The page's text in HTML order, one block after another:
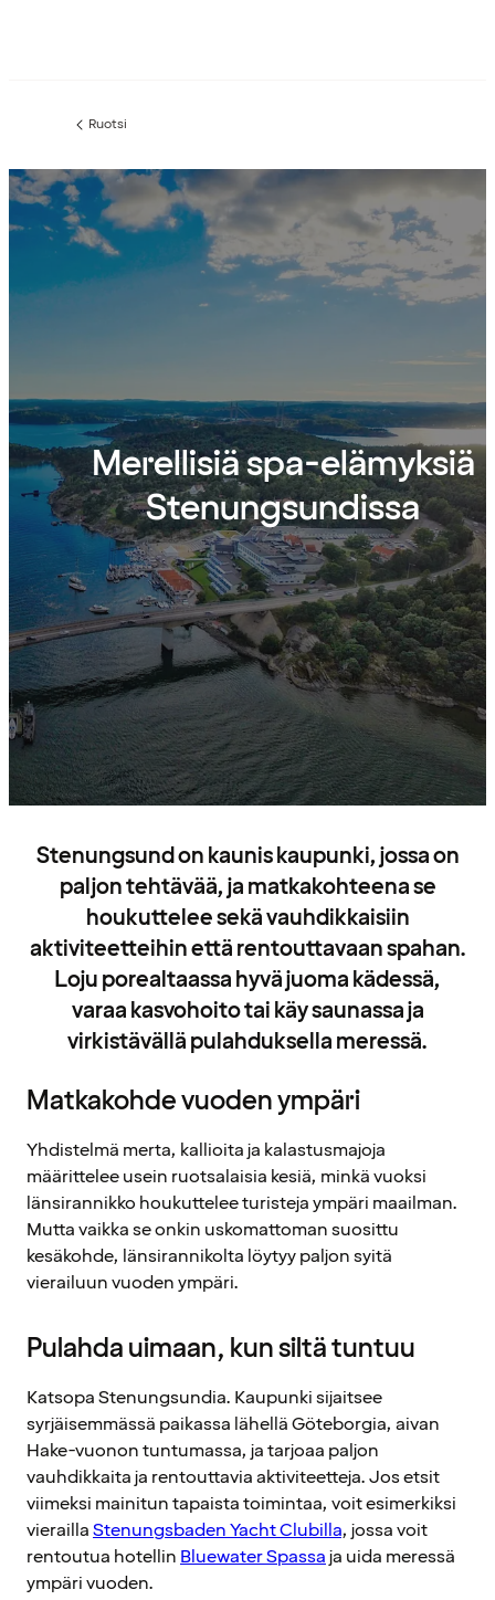
Edellinen
Ruotsi
Merellisiä spa-elämyksiä
Stenungsundissa
Stenungsund on kaunis kaupunki, jossa on
paljon tehtävää, ja matkakohteena se
houkuttelee sekä vauhdikkaisiin
aktiviteetteihin että rentouttavaan spahan.
Loju porealtaassa hyvä juoma kädessä,
varaa kasvohoito tai käy saunassa ja
virkistävällä pulahduksella meressä.
Matkakohde vuoden ympäri
Yhdistelmä merta, kallioita ja kalastusmajoja
määrittelee usein ruotsalaisia kesiä, minkä vuoksi
länsirannikko houkuttelee turisteja ympäri maailman.
Mutta vaikka se onkin uskomattoman suosittu
kesäkohde, länsirannikolta löytyy paljon syitä
vierailuun vuoden ympäri.
Pulahda uimaan, kun siltä tuntuu
Katsopa Stenungsundia. Kaupunki sijaitsee
syrjäisemmässä paikassa lähellä Göteborgia, aivan
Hake-vuonon tuntumassa, ja tarjoaa paljon
vauhdikkaita ja rentouttavia aktiviteetteja. Jos etsit
viimeksi mainitun tapaista toimintaa, voit esimerkiksi
vieraillaStenungsbaden Yacht Clubilla, jossa voit
rentoutua hotellin Bluewater Spassaja uida meressä
ympäri vuoden.